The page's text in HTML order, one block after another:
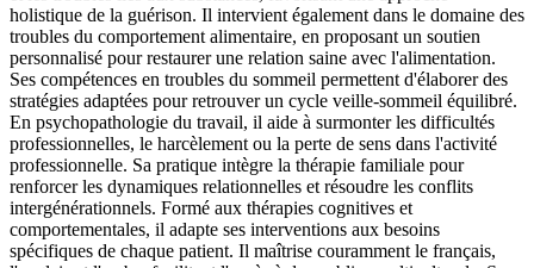
holistique de la guérison. Il intervient également dans le domaine des
troubles du comportement alimentaire, en proposant un soutien
personnalisé pour restaurer une relation saine avec l'alimentation.
Ses compétences en troubles du sommeil permettent d'élaborer des
stratégies adaptées pour retrouver un cycle veille-sommeil équilibré.
En psychopathologie du travail, il aide à surmonter les difficultés
professionnelles, le harcèlement ou la perte de sens dans l'activité
professionnelle. Sa pratique intègre la thérapie familiale pour
renforcer les dynamiques relationnelles et résoudre les conflits
intergénérationnels. Formé aux thérapies cognitives et
comportementales, il adapte ses interventions aux besoins
spécifiques de chaque patient. Il maîtrise couramment le français,